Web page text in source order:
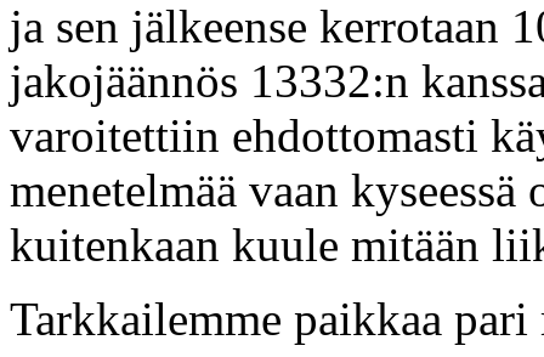
ja sen jälkeense kerrotaan
jakojäännös 13332:n
varoitettiin ehdottomasti
menetelmää vaan
kuitenkaan kuule mitään
Tarkkailemme paikkaa